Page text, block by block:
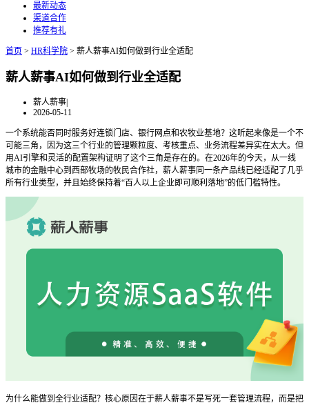
最新动态
渠道合作
推荐有礼
首页 > HR科学院 > 薪人薪事AI如何做到行业全适配
薪人薪事AI如何做到行业全适配
薪人薪事|
2026-05-11
一个系统能否同时服务好连锁门店、银行网点和农牧业基地？这听起来像是一个不
可能三角，因为这三个行业的管理颗粒度、考核重点、业务流程差异实在太大。但
用AI引擎和灵活的配置架构证明了这个三角是存在的。在2026年的今天，从一线
城市的金融中心到西部牧场的牧民合作社，薪人薪事同一条产品线已经适配了几乎
所有行业类型，并且始终保持着“百人以上企业即可顺利落地”的低门槛特性。
为什么能做到全行业适配？核心原因在于薪人薪事不是写死一套管理流程，而是把